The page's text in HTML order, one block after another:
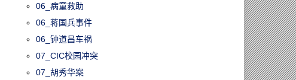
06_病童救助
06_蒋国兵事件
06_钟道昌车祸
07_CIC校园冲突
07_胡秀华案